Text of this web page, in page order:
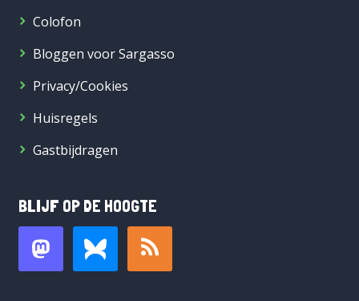
Colofon
Bloggen voor Sargasso
Privacy/Cookies
Huisregels
Gastbijdragen
BLIJF OP DE HOOGTE